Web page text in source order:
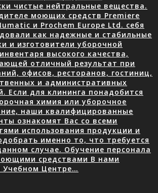
чистые нейтральные вещества.
моющих средств Premiere
и Prochem Europe Ltd. себя
как надежные и стабильные
и изготовители уборочной
высокого качества,
отличный результат при
офисов, ресторанов, гостиниц,
и административных
Если для клининга понадобится
химия или уборочное
наши квалифицированные
ознакомят Вас со всеми
использования продукции и
именно то, что требуется
случае. Обучение персонала
средствами В нами
Учебном Центре…